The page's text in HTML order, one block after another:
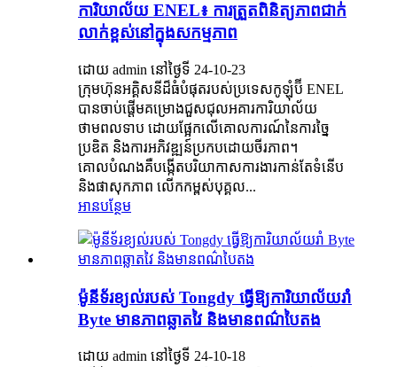
ការិយាល័យ ENEL៖ ការត្រួតពិនិត្យភាពជាក់
លាក់ខ្ពស់នៅក្នុងសកម្មភាព
ដោយ admin នៅថ្ងៃទី 24-10-23
ក្រុមហ៊ុនអគ្គិសនីដ៏ធំបំផុតរបស់ប្រទេសកូឡុំប៊ី ENEL
បានចាប់ផ្តើមគម្រោងជួសជុលអគារការិយាល័យ
ថាមពលទាប ដោយផ្អែកលើគោលការណ៍នៃការច្នៃ
ប្រឌិត និងការអភិវឌ្ឍន៍ប្រកបដោយចីរភាព។
គោលបំណងគឺបង្កើតបរិយាកាសការងារកាន់តែទំនើប
និងផាសុកភាព លើកកម្ពស់បុគ្គល...
អានបន្ថែម
ម៉ូនីទ័រខ្យល់របស់ Tongdy ធ្វើឱ្យការិយាល័យរាំ
Byte មានភាពឆ្លាតវៃ និងមានពណ៌បៃតង
ដោយ admin នៅថ្ងៃទី 24-10-18